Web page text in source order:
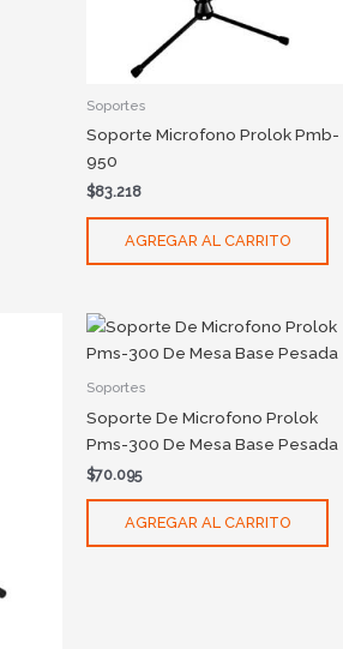
Soportes
Soporte Microfono Prolok Pmb-
950
$83.218
AGREGAR AL CARRITO
Soportes
Soporte De Microfono Prolok
Pms-300 De Mesa Base Pesada
$70.095
AGREGAR AL CARRITO